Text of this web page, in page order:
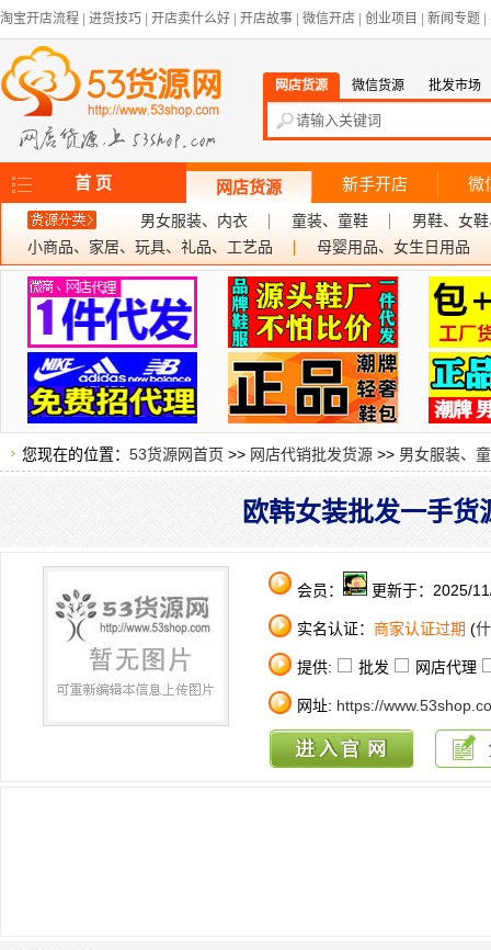
淘宝开店流程 进货技巧 开店卖什么好 开店故事 微信开店 创业项目 新闻专题
网店货源 微信货源 批发市场
首 页 网店货源 新手开店 微
男女服装、内衣 童装、童鞋
男鞋、女
小商品、家居、玩具、礼品、工艺品
母婴用品、女生日用品
您现在的位置： 53货源网首页 >> 网店代销批发货源 >> 男女服装、
欧韩女装批发一手货
会员： 更新于：2025/
实名认证： 商家认证过期 (
提供: 批发 网店代理
网址: https://